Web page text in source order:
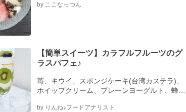
by ここなっつん
【簡単スイーツ】カラフルフルーツのグ
ラスパフェ♪
苺、キウイ、スポンジケーキ(台湾カステラ)、
ホイップクリーム、プレーンヨーグルト、蜂
by りんね♪フードアナリスト